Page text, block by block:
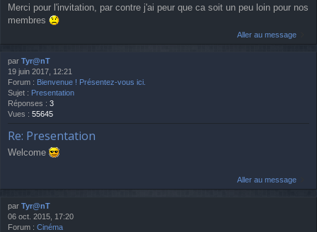
Merci pour l'invitation, par contre j'ai peur que ca soit un peu loin pour nos
membres
Aller au message
par Tyr@nT
19 juin 2017, 12:21
Forum : Bienvenue ! Présentez-vous ici.
Sujet : Presentation
Réponses : 3
Vues : 55645
Re: Presentation
Welcome
Aller au message
par Tyr@nT
06 oct. 2015, 17:20
Forum : Cinéma